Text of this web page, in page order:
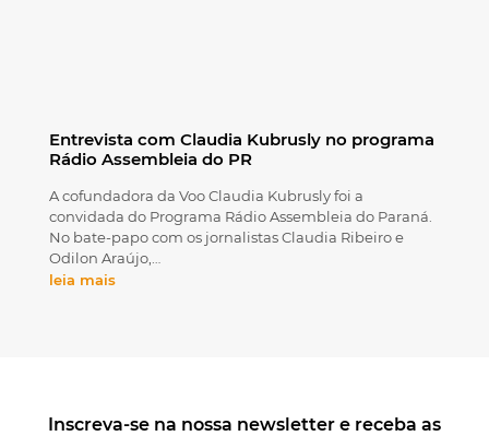
Entrevista com Claudia Kubrusly no programa
Rádio Assembleia do PR
A cofundadora da Voo Claudia Kubrusly foi a
convidada do Programa Rádio Assembleia do Paraná.
No bate-papo com os jornalistas Claudia Ribeiro e
Odilon Araújo,…
leia mais
Inscreva-se na nossa newsletter e receba as